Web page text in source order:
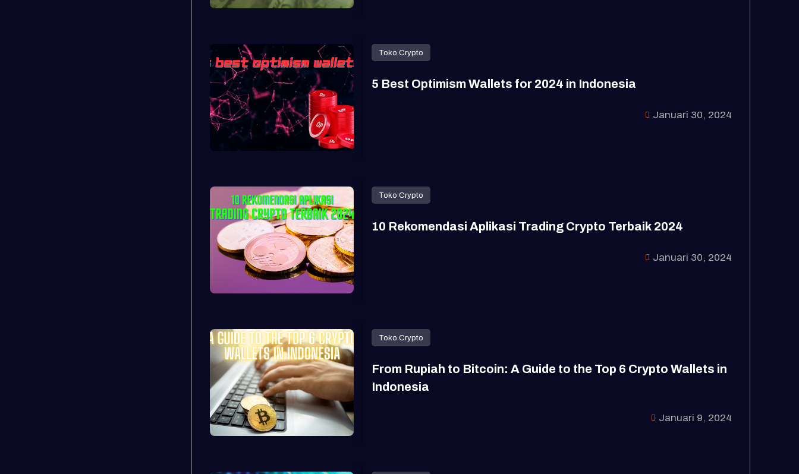
Toko Crypto
5 Best Optimism Wallets for 2024 in Indonesia
Januari 30, 2024
Toko Crypto
10 Rekomendasi Aplikasi Trading Crypto Terbaik 2024
Januari 30, 2024
Toko Crypto
From Rupiah to Bitcoin: A Guide to the Top 6 Crypto Wallets in
Indonesia
Januari 9, 2024